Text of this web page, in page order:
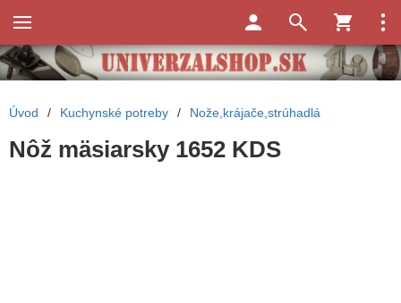
Úvod / Kuchynské potreby / Nože,krájače,strúhadlá
Nôž mäsiarsky 1652 KDS